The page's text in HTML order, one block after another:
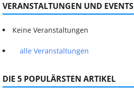
VERANSTALTUNGEN UND EVENTS
Keine Veranstaltungen
alle Veranstaltungen
DIE 5 POPULÄRSTEN ARTIKEL